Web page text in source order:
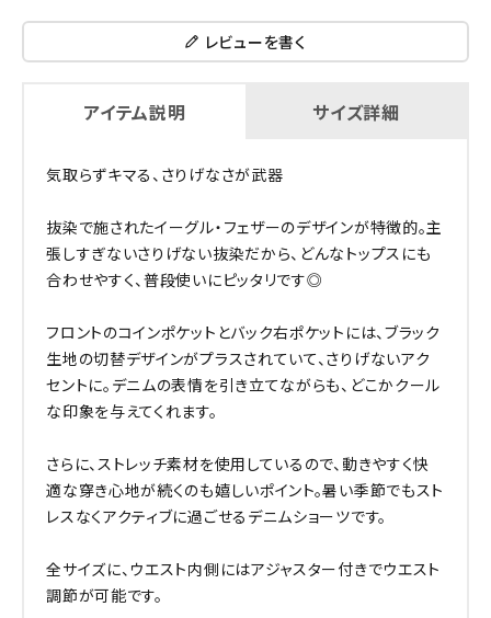
レビューを書く
アイテム説明 サイズ詳細
気取らずキマる、さりげなさが武器
抜染で施されたイーグル・フェザーのデザインが特徴的。主
張しすぎないさりげない抜染だから、どんなトップスにも
合わせやすく、普段使いにピッタリです◎
フロントのコインポケットとバック右ポケットには、ブラック
生地の切替デザインがプラスされていて、さりげないアク
セントに。デニムの表情を引き立てながらも、どこかクール
な印象を与えてくれます。
さらに、ストレッチ素材を使用しているので、動きやすく快
適な穿き心地が続くのも嬉しいポイント。暑い季節でもスト
レスなくアクティブに過ごせるデニムショーツです。
全サイズに、ウエスト内側にはアジャスター付きでウエスト
調節が可能です。